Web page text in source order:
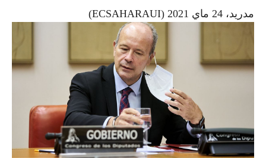
مدريد، 24 ماي 2021 (ECSAHARAUI)